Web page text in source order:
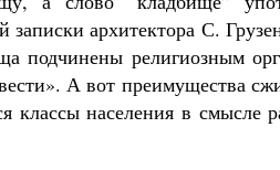
архитектора С.
подчинены религиозным
А вот преимущества
классы населения в смысле